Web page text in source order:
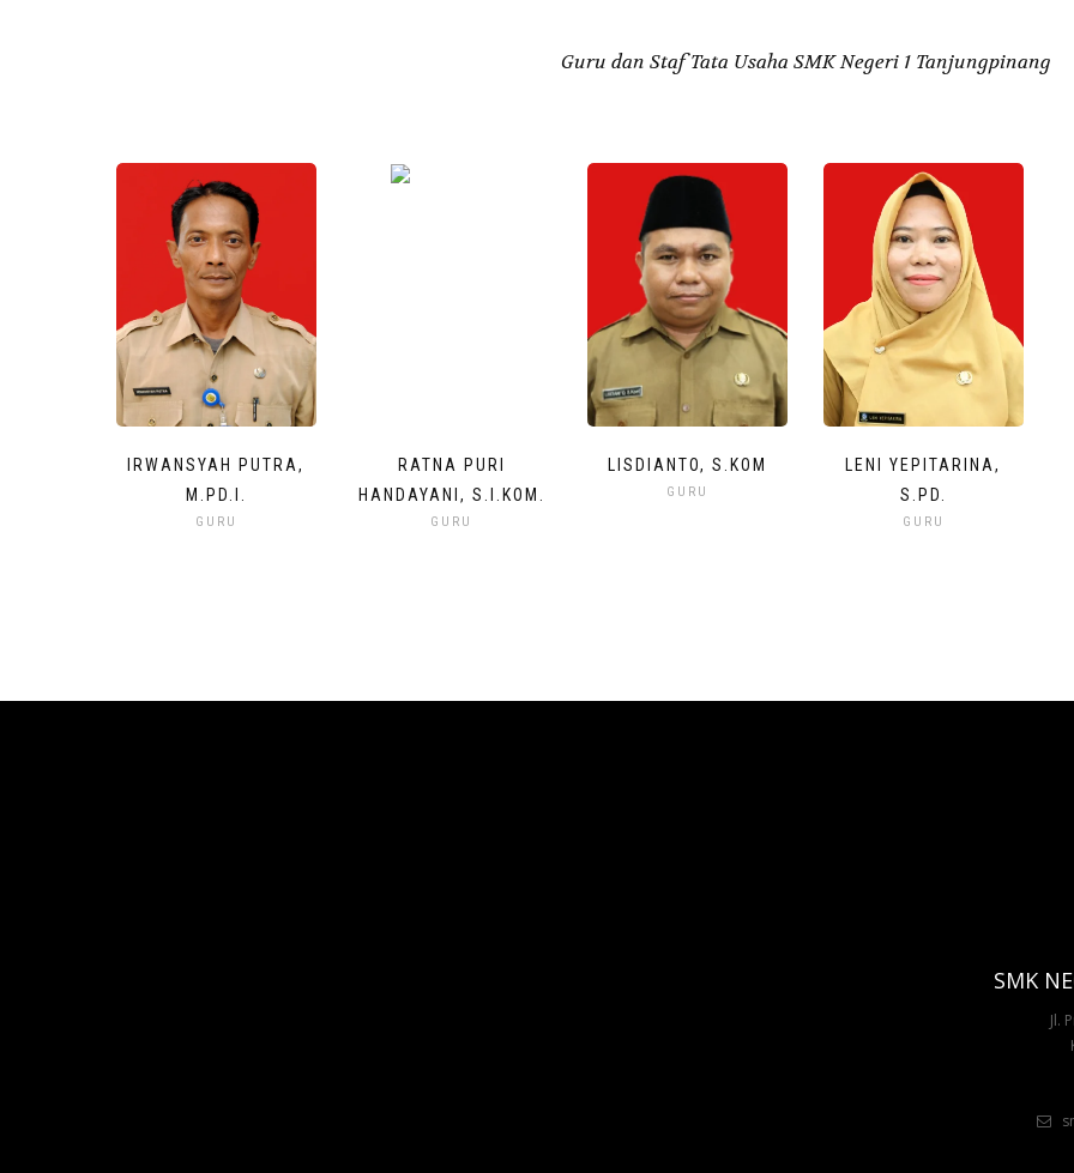
Guru dan Staf Tata Usaha SMK Negeri 1 Tanjungpinang
IRWANSYAH PUTRA,
M.PD.I.
GURU
RATNA PURI
HANDAYANI, S.I.KOM.
GURU
LISDIANTO, S.KOM
GURU
LENI YEPITARINA,
S.PD.
GURU
SMK
Jl.